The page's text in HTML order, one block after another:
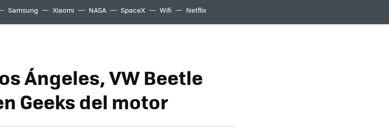
Samsung Xiaomi NASA SpaceX Wifi Netflix
Ángeles, VW Beetle
Geeks del motor